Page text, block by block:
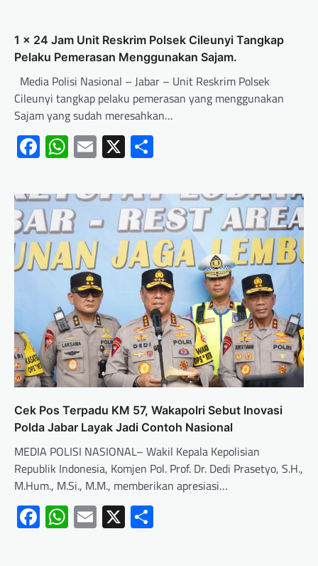
1 x 24 Jam Unit Reskrim Polsek Cileunyi Tangkap
Pelaku Pemerasan Menggunakan Sajam.
Media Polisi Nasional – Jabar – Unit Reskrim Polsek
Cileunyi tangkap pelaku pemerasan yang menggunakan
Sajam yang sudah meresahkan…
Facebook
WhatsApp
Email
X
Cek Pos Terpadu KM 57, Wakapolri Sebut Inovasi
Polda Jabar Layak Jadi Contoh Nasional
MEDIA POLISI NASIONAL– Wakil Kepala Kepolisian
Republik Indonesia, Komjen Pol. Prof. Dr. Dedi Prasetyo, S.H.,
M.Hum., M.Si., M.M., memberikan apresiasi…
Facebook
WhatsApp
Email
X